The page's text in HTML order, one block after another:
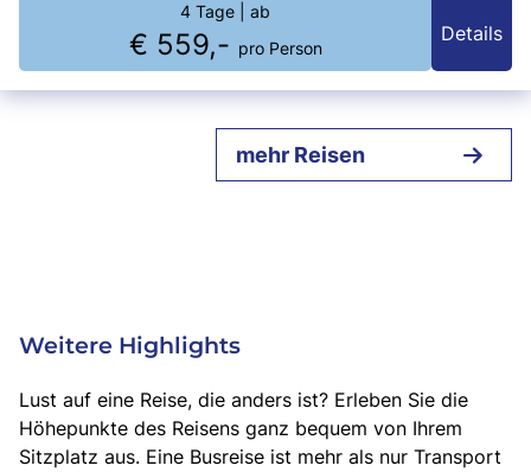
4 Tage | ab
€ 559,- pro Person
Details
mehr Reisen
Weitere Highlights
Lust auf eine Reise, die anders ist? Erleben Sie die
Höhepunkte des Reisens ganz bequem von Ihrem
Sitzplatz aus. Eine Busreise ist mehr als nur Transport